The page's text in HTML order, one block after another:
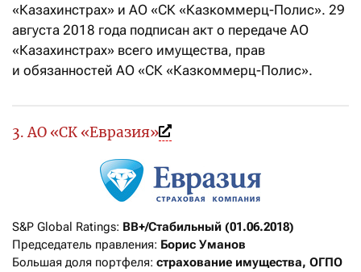
«Казахинстрах» и АО «СК «Казкоммерц-Полис». 29
августа 2018 года подписан акт о передаче АО
«Казахинстрах» всего имущества, прав
и обязанностей АО «СК «Казкоммерц-Полис».
3. АО «СК «Евразия»
S&P Global Ratings: BB+/Стабильный (01.06.2018)
Председатель правления: Борис Уманов
Большая доля портфеля: страхование имущества, ОГПО